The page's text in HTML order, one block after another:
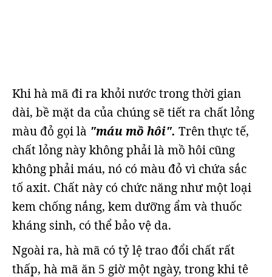
Khi hà mã đi ra khỏi nước trong thời gian
dài, bề mặt da của chúng sẽ tiết ra chất lỏng
màu đỏ gọi là "máu mồ hôi". Trên thực tế,
chất lỏng này không phải là mồ hôi cũng
không phải máu, nó có màu đỏ vì chứa sắc
tố axit. Chất này có chức năng như một loại
kem chống nắng, kem dưỡng ẩm và thuốc
kháng sinh, có thể bảo vệ da.
Ngoài ra, hà mã có tỷ lệ trao đổi chất rất
thấp, hà mã ăn 5 giờ một ngày, trong khi tê